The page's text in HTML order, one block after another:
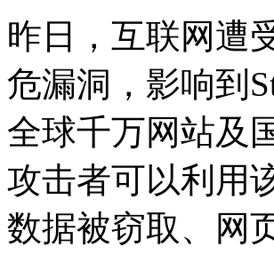
昨日，互联网遭
危漏洞，影响到
全球千万网站及
攻击者可以利用
数据被窃取、网